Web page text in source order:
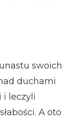
swoich
duchami
i leczyli
A oto